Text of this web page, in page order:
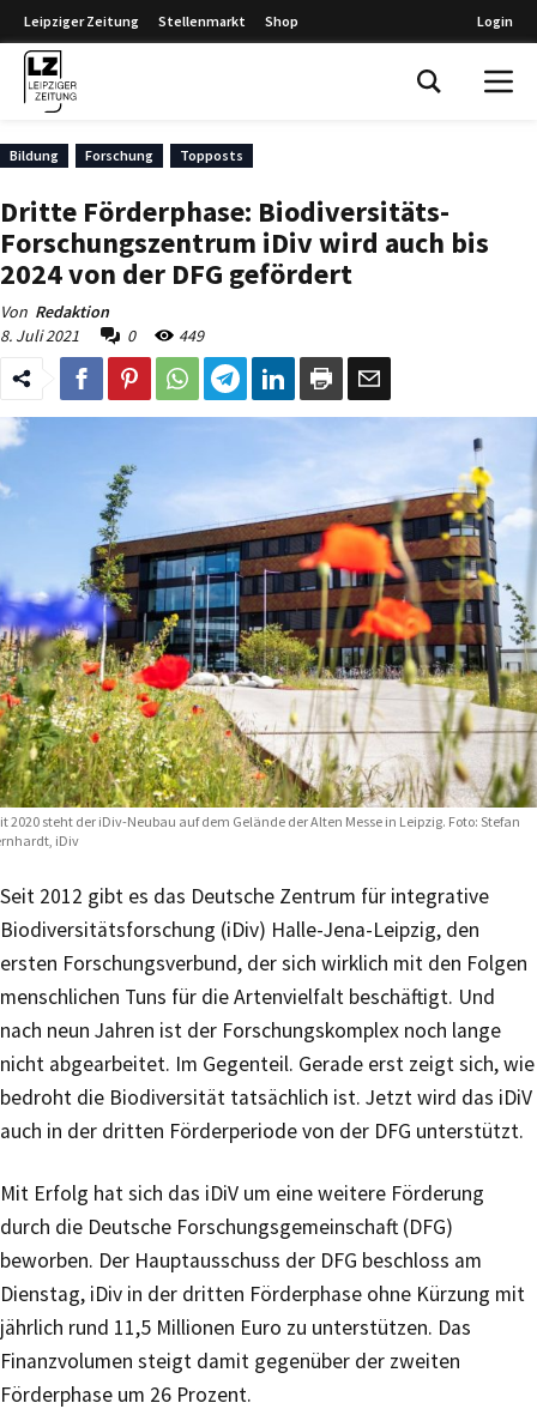
Leipziger Zeitung Stellenmarkt Shop Login
Bildung Forschung Topposts
Dritte Förderphase: Biodiversitäts-
Forschungszentrum iDiv wird auch bis
2024 von der DFG gefördert
Von Redaktion
8. Juli 2021
0 449
2020 steht der iDiv-Neubau auf dem Gelände der Alten Messe in Leipzig. Foto: Stefan
iDiv
Seit 2012 gibt es das Deutsche Zentrum für integrative
Biodiversitätsforschung (iDiv) Halle-Jena-Leipzig, den
ersten Forschungsverbund, der sich wirklich mit den Folgen
menschlichen Tuns für die Artenvielfalt beschäftigt. Und
nach neun Jahren ist der Forschungskomplex noch lange
nicht abgearbeitet. Im Gegenteil. Gerade erst zeigt sich, wie
bedroht die Biodiversität tatsächlich ist. Jetzt wird das iDiV
auch in der dritten Förderperiode von der DFG unterstützt.
Mit Erfolg hat sich das iDiV um eine weitere Förderung
durch die Deutsche Forschungsgemeinschaft (DFG)
beworben. Der Hauptausschuss der DFG beschloss am
Dienstag, iDiv in der dritten Förderphase ohne Kürzung mit
jährlich rund 11,5 Millionen Euro zu unterstützen. Das
Finanzvolumen steigt damit gegenüber der zweiten
Förderphase um 26 Prozent.